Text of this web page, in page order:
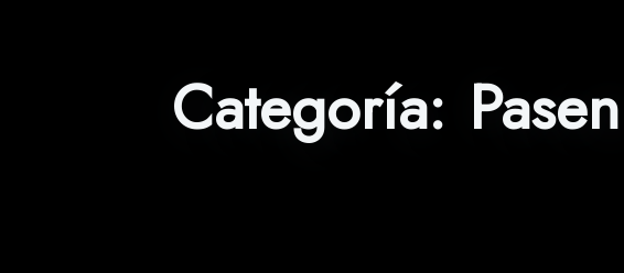
Categoría: Pasen